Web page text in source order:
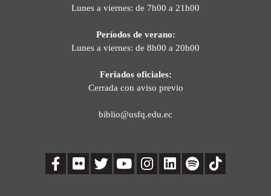
Lunes a viernes: de 7h00 a 21h00
Períodos de verano:
Lunes a viernes: de 8h00 a 20h00
Feriados oficiales:
Cerrada con aviso previo
biblio@usfq.edu.ec